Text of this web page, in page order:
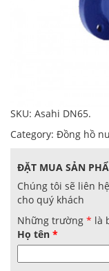
SKU: Asahi DN65.
Category: Đồng hồ
ĐẶT MUA SẢN
Chúng tôi sẽ liên
cho quý khách
Những trường * là
Họ tên *